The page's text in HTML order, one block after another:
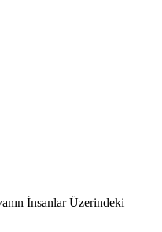
İnsanlar Üzerindeki